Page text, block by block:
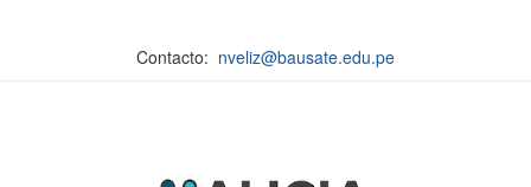
Contacto: nveliz@bausate.edu.pe